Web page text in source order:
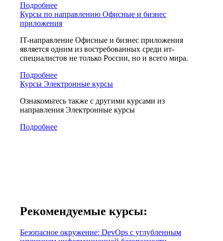
Подробнее
Курсы по направлению Офисные и бизнес
приложения
IT-направление Офисные и бизнес приложения
является одним из востребованных среди ит-
специалистов не только России, но и всего мира.
Подробнее
Курсы Электронные курсы
Ознакомьтесь также с другими курсами из
направления Электронные курсы
Подробнее
Рекомендуемые курсы:
Безопасное окружение: DevOps с углубленным